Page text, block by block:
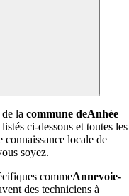
la commune deAnhée
ci-dessous et toutes les
connaissance locale de
soyez.
commeAnnevoie-
des techniciens à